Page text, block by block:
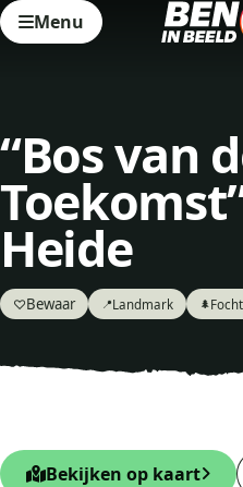
Menu
“Bos van
Heide
♡Bewaar 📍Landmark 🌲
Bekijken op kaart